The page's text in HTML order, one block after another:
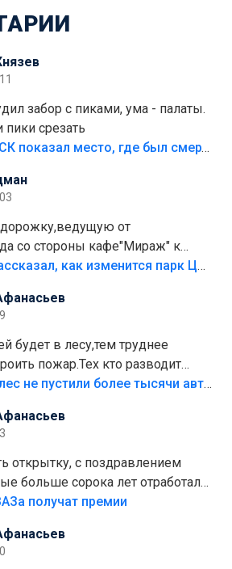
забор с пиками, ума - палаты.
пики срезать
«Попал на пику»: СК показал место, где был смертельно травмирован ребенок в Тольятти
от
со стороны кафе"Мираж" к
доделать?А то бордюры
еще,видимо,часть
Глава Тольятти рассказал, как изменится парк Центрального района
будет в лесу,тем труднее
пожар.Тех кто разводит
штрафовать.Камер полно
В тольяттинский лес не пустили более тысячи автомобилей
открытку, с поздравлением
больше сорока лет отработали
получат премии